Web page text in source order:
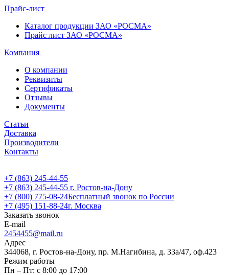
Прайс-лист
Каталог продукции ЗАО «РОСМА»
Прайс лист ЗАО «РОСМА»
Компания
О компании
Реквизиты
Сертификаты
Отзывы
Документы
Статьи
Доставка
Производители
Контакты
+7 (863) 245-44-55
+7 (863) 245-44-55 г. Ростов-на-Дону
+7 (800) 775-08-24Бесплатный звонок по России
+7 (495) 151-88-24г. Москва
Заказать звонок
E-mail
2454455@mail.ru
Адрес
344068, г. Ростов-на-Дону, пр. М.Нагибина, д. 33а/47, оф.423
Режим работы
Пн – Пт: с 8:00 до 17:00